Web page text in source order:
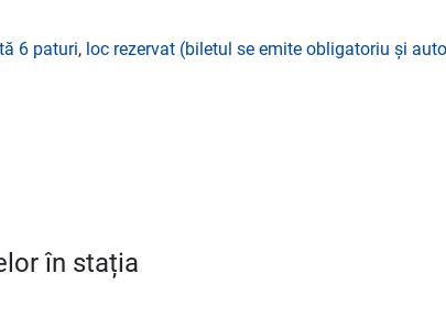
6 paturi, loc rezervat (biletul se emite obligatoriu și
în stația